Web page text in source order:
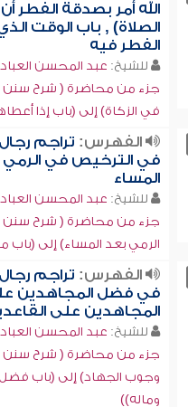
الله أمر بصدقة الفطر
الصلاة) , باب الوقت
الفطر فيه
للشيخ: عبد المحسن العباد
جزء من محاضرة ( شرح سنن
في الزكاة) إلى (باب إذا
الفهرس: تراجم
في الترخيص في الرمي
المساء
للشيخ: عبد المحسن العباد
جزء من محاضرة ( شرح سنن
الرمي بعد المساء) إلى (باب
الفهرس: تراجم
في فضل المجاهدين
المجاهدين على
للشيخ: عبد المحسن العباد
جزء من محاضرة ( شرح سنن
وجوب الجهاد) إلى (باب
وماله))